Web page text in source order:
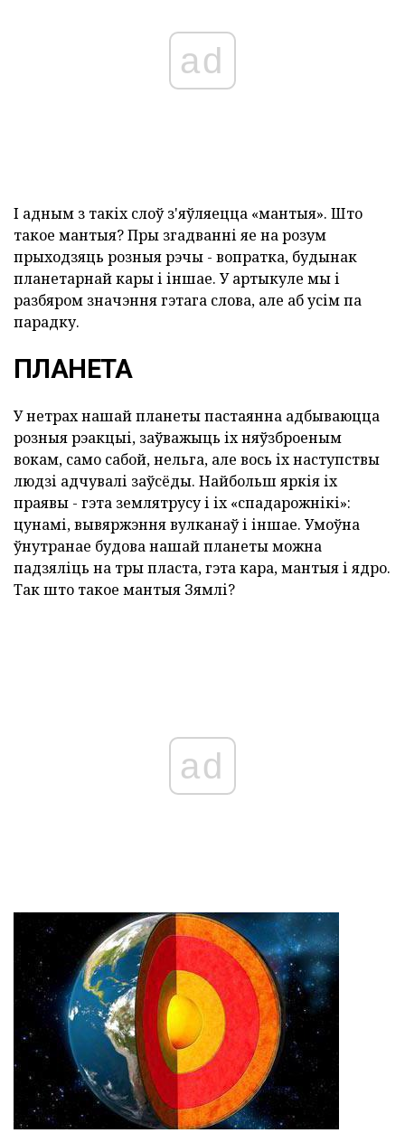
ad
І адным з такіх слоў з'яўляецца «мантыя». Што
такое мантыя? Пры згадванні яе на розум
прыходзяць розныя рэчы - вопратка, будынак
планетарнай кары і іншае. У артыкуле мы і
разбяром значэння гэтага слова, але аб усім па
парадку.
ПЛАНЕТА
У нетрах нашай планеты пастаянна адбываюцца
розныя рэакцыі, заўважыць іх няўзброеным
вокам, само сабой, нельга, але вось іх наступствы
людзі адчувалі заўсёды. Найбольш яркія іх
праявы - гэта землятрусу і іх «спадарожнікі»:
цунамі, вывяржэння вулканаў і іншае. Умоўна
ўнутранае будова нашай планеты можна
падзяліць на тры пласта, гэта кара, мантыя і ядро.
Так што такое мантыя Зямлі?
ad